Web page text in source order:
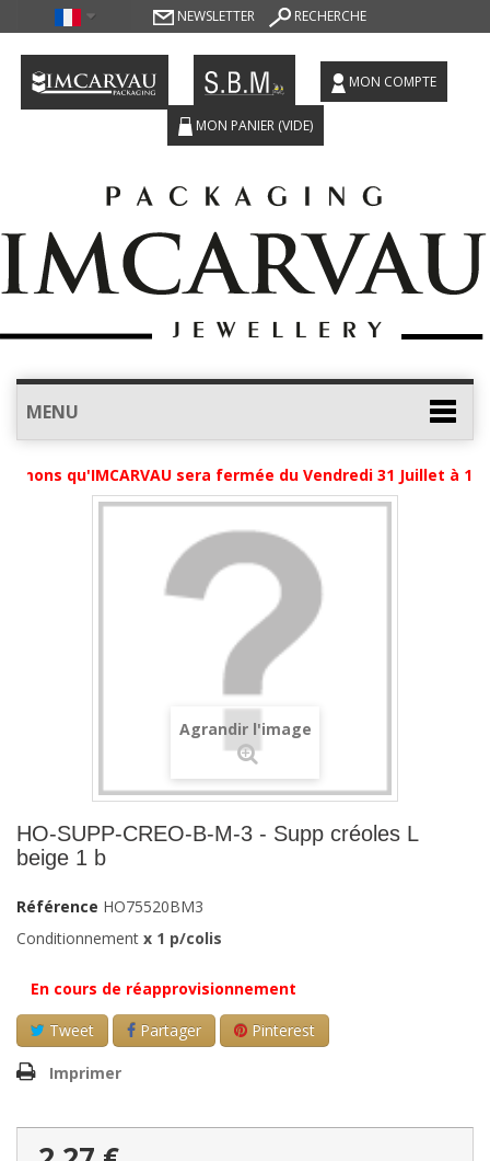
NEWSLETTER RECHERCHE
MON COMPTE
MON PANIER (VIDE)
MENU
qu'IMCARVAU sera fermée du Vendredi 31 Juillet à
Agrandir l'image
HO-SUPP-CREO-B-M-3 - Supp créoles L
beige 1 b
Référence HO75520BM3
Conditionnement x 1 p/colis
En cours de réapprovisionnement
Tweet
Partager Pinterest
Imprimer